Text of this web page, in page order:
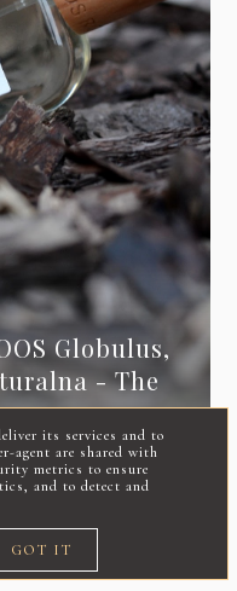
Globulus,
- The
its services and to
agent are shared with
metrics to ensure
and to detect and
GOT IT